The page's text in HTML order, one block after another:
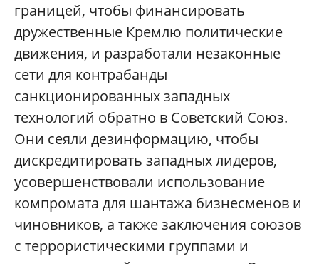
границей, чтобы финансировать
дружественные Кремлю политические
движения, и разработали незаконные
сети для контрабанды
санкционированных западных
технологий обратно в Советский Союз.
Они сеяли дезинформацию, чтобы
дискредитировать западных лидеров,
усовершенствовали использование
компромата для шантажа бизнесменов и
чиновников, а также заключения союзов
с террористическими группами и